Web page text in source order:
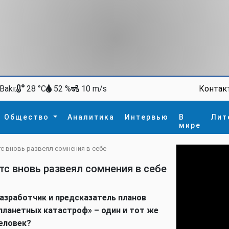
Bakı: 28 °C 52 % 10 m/s
Общество Аналитика Интервью
В
мире
İdmanНовые технологии
вновь развеял сомнения в себе
вновь развеял сомнения в себе
и предсказатель планов
катастроф» – один и тот же